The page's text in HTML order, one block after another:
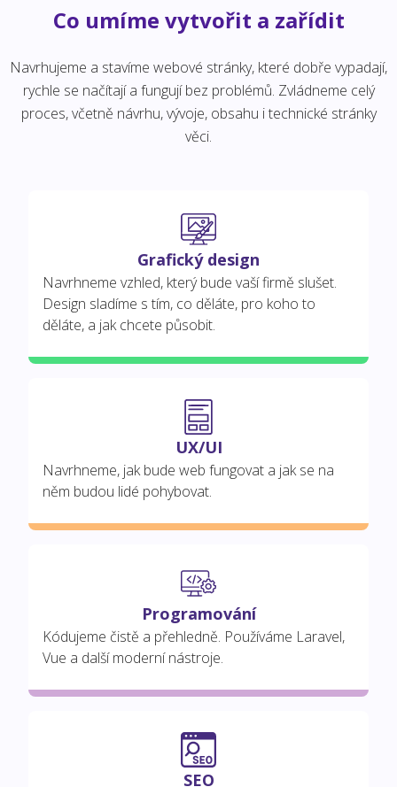
Co umíme vytvořit a zařídit
Navrhujeme a stavíme webové stránky, které dobře vypadají,
rychle se načítají a fungují bez problémů. Zvládneme celý
proces, včetně návrhu, vývoje, obsahu i technické stránky
věci.
Grafický design
Navrhneme vzhled, který bude vaší firmě slušet.
Design sladíme s tím, co děláte, pro koho to
děláte, a jak chcete působit.
UX/UI
Navrhneme, jak bude web fungovat a jak se na
něm budou lidé pohybovat.
Programování
Kódujeme čistě a přehledně. Používáme Laravel,
Vue a další moderní nástroje.
SEO